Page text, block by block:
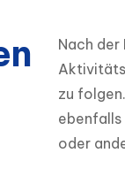
Nach
zu
ebenfalls
oder